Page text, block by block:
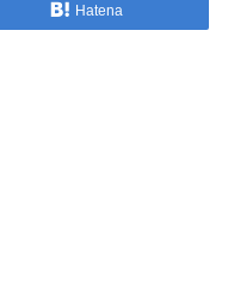
Hatena